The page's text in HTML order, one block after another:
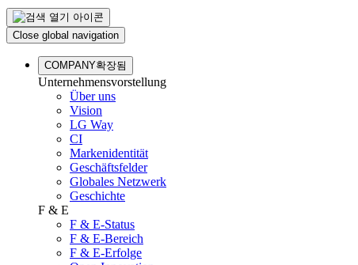
Close global navigation
COMPANY확장됨
Unternehmensvorstellung
Über uns
Vision
LG Way
CI
Markenidentität
Geschäftsfelder
Globales Netzwerk
Geschichte
F & E
F & E-Status
F & E-Bereich
F & E-Erfolge